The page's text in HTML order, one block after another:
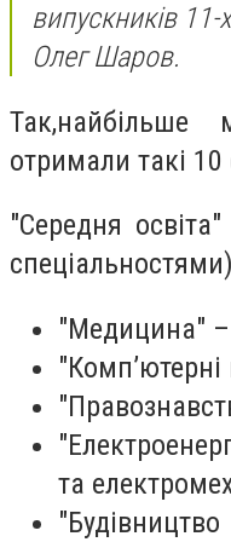
випускників
Олег Шаров.
Так,найбільше
отримали такі 10
"Середня
"Медицина" –
та